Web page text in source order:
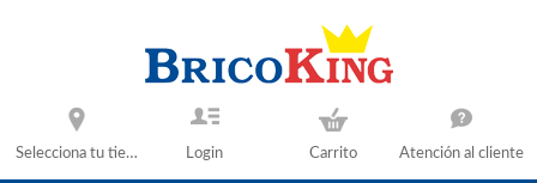
Selecciona tu tienda Login Carrito Atención al cliente